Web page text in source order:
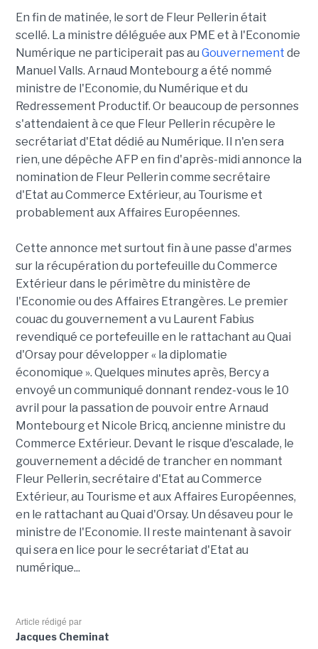
En fin de matinée, le sort de Fleur Pellerin était
scellé. La ministre déléguée aux PME et à l'Economie
Numérique ne participerait pas au Gouvernement de
Manuel Valls. Arnaud Montebourg a été nommé
ministre de l'Economie, du Numérique et du
Redressement Productif. Or beaucoup de personnes
s'attendaient à ce que Fleur Pellerin récupère le
secrétariat d'Etat dédié au Numérique. Il n'en sera
rien, une dépêche AFP en fin d'après-midi annonce la
nomination de Fleur Pellerin comme secrétaire
d'Etat au Commerce Extérieur, au Tourisme et
probablement aux Affaires Européennes.
Cette annonce met surtout fin à une passe d'armes
sur la récupération du portefeuille du Commerce
Extérieur dans le périmètre du ministère de
l'Economie ou des Affaires Etrangères. Le premier
couac du gouvernement a vu Laurent Fabius
revendiqué ce portefeuille en le rattachant au Quai
d'Orsay pour développer « la diplomatie
économique ». Quelques minutes après, Bercy a
envoyé un communiqué donnant rendez-vous le 10
avril pour la passation de pouvoir entre Arnaud
Montebourg et Nicole Bricq, ancienne ministre du
Commerce Extérieur. Devant le risque d'escalade, le
gouvernement a décidé de trancher en nommant
Fleur Pellerin, secrétaire d'Etat au Commerce
Extérieur, au Tourisme et aux Affaires Européennes,
en le rattachant au Quai d'Orsay. Un désaveu pour le
ministre de l'Economie. Il reste maintenant à savoir
qui sera en lice pour le secrétariat d'Etat au
numérique...
Article rédigé par
Jacques Cheminat